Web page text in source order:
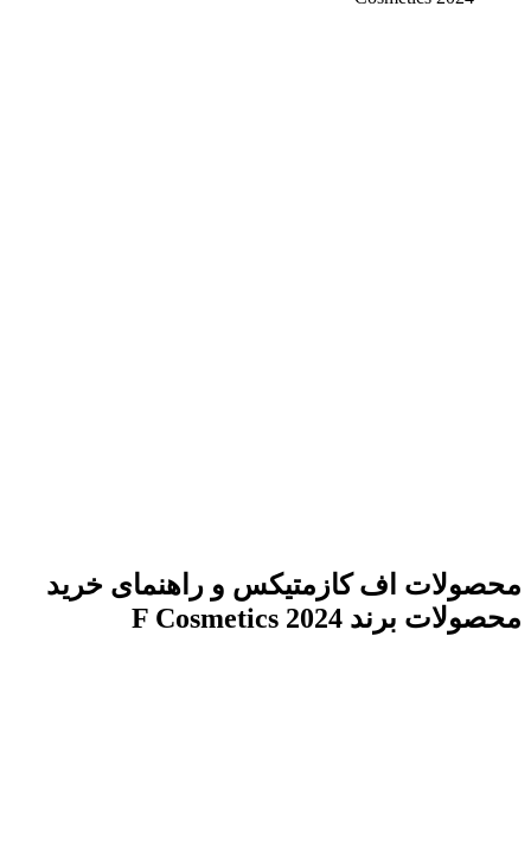
محصولات اف کازمتیکس و راهنمای خرید
محصولات برند F Cosmetics 2024